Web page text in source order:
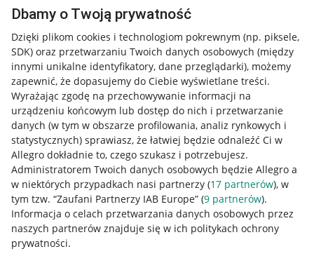
Dbamy o Twoją prywatność
Dzięki plikom cookies i technologiom pokrewnym (np. piksele,
SDK) oraz przetwarzaniu Twoich danych osobowych (między
innymi unikalne identyfikatory, dane przeglądarki), możemy
zapewnić, że dopasujemy do Ciebie wyświetlane treści.
Wyrażając zgodę na przechowywanie informacji na
urządzeniu końcowym lub dostęp do nich i przetwarzanie
danych (w tym w obszarze profilowania, analiz rynkowych i
statystycznych) sprawiasz, że łatwiej będzie odnaleźć Ci w
Allegro dokładnie to, czego szukasz i potrzebujesz.
Administratorem Twoich danych osobowych będzie Allegro a
w niektórych przypadkach nasi partnerzy (17 partnerów), w
tym tzw. “Zaufani Partnerzy IAB Europe” (9 partnerów).
Informacja o celach przetwarzania danych osobowych przez
naszych partnerów znajduje się w ich politykach ochrony
prywatności.
Przydatne informacje
Jak to działa